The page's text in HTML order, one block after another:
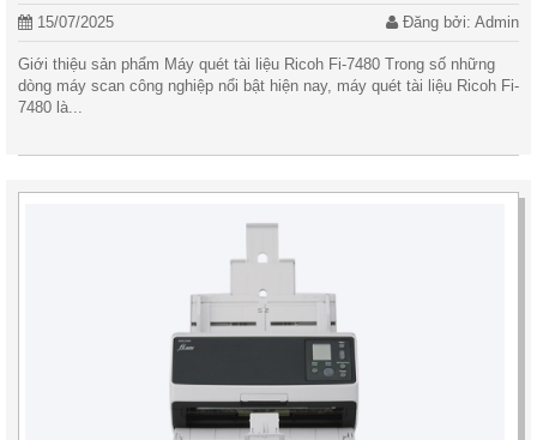
15/07/2025 Đăng bởi: Admin
Giới thiệu sản phẩm Máy quét tài liệu Ricoh Fi-7480 Trong số những
dòng máy scan công nghiệp nổi bật hiện nay, máy quét tài liệu Ricoh Fi-
7480 là...